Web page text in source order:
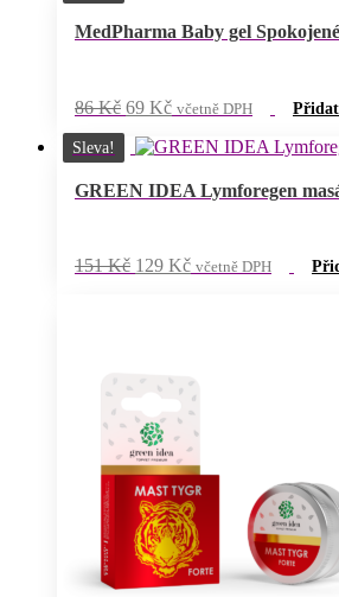
MedPharma Baby gel
86Kč Původní
byla:
69 KčAktuální
je:
včetně DPH
Sleva!
GREEN IDEA Lymforegen
151Kč Původní
129 KčAktuální
včetně DPH